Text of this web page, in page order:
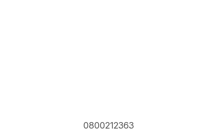
0800212363